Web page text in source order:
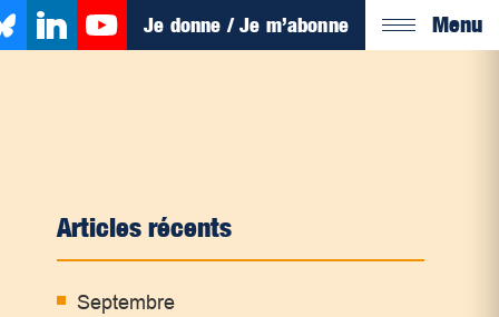
Je donne / Je m’abonne Menu
Articles récents
Septembre